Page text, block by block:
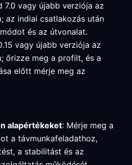
7.0 vagy újabb verziója az
az indiai csatlakozás után
és az útvonalat.
vagy újabb verziója az
őrizze meg a profilt, és a
előtt mérje meg az
alapértékeket: Mérje meg a
a távmunkafeladathoz,
a stabilitást és az